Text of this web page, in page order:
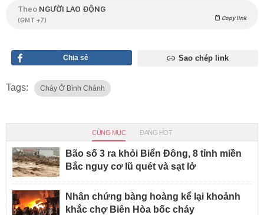
Theo NGƯỜI LAO ĐỘNG
(GMT +7) Copy link
Chia sẻ Sao chép link
Tags: Cháy Ở Bình Chánh
CÙNG MỤC ĐANG HOT
Bão số 3 ra khỏi Biển Đông, 8 tỉnh miền
Bắc nguy cơ lũ quét và sạt lở
Nhân chứng bàng hoàng kể lại khoảnh
khắc chợ Biên Hòa bốc cháy